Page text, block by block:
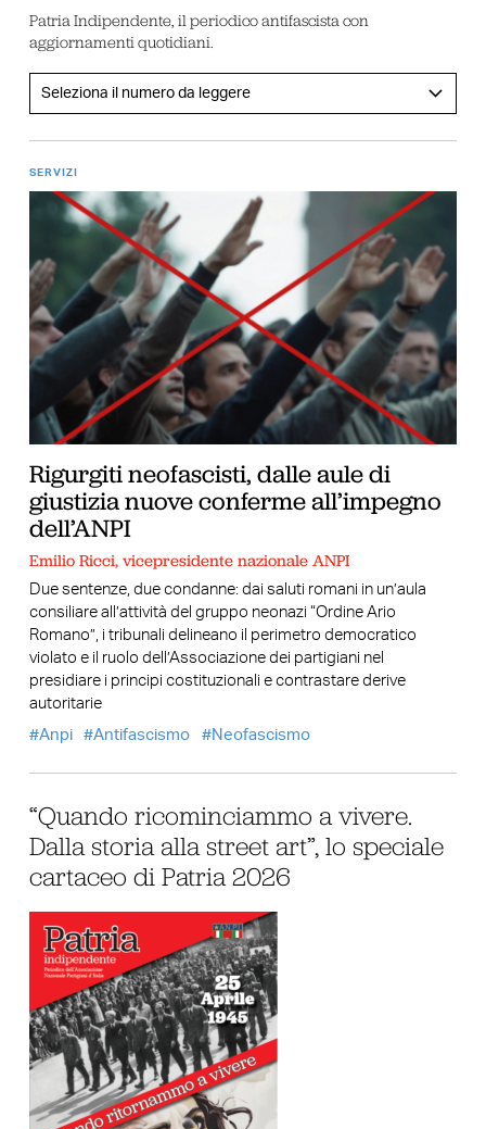
Patria Indipendente, il periodico antifascista con
aggiornamenti quotidiani.
SERVIZI
Rigurgiti neofascisti, dalle aule di
giustizia nuove conferme all’impegno
dell’ANPI
Emilio Ricci, vicepresidente nazionale ANPI
Due sentenze, due condanne: dai saluti romani in un’aula
consiliare all’attività del gruppo neonazi “Ordine Ario
Romano”, i tribunali delineano il perimetro democratico
violato e il ruolo dell’Associazione dei partigiani nel
presidiare i principi costituzionali e contrastare derive
autoritarie
Anpi
Antifascismo Neofascismo
“Quando ricominciammo a vivere.
Dalla storia alla street art”, lo speciale
cartaceo di Patria 2026